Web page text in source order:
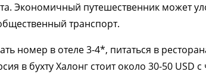
Экономичный путешественник может
транспорт.
номер в отеле 3-4*, питаться в
в бухту Халонг стоит около 30-50 USD с